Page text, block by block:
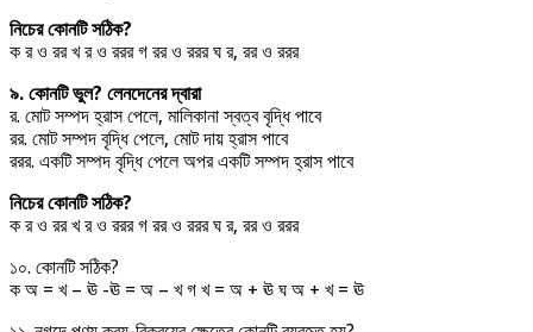
নিচের কোনটি সঠিক?
ক র ও রর খ র ও ররর গ রর ও ররর ঘ র, রর ও ররর
৯. কোনটি ভুল? লেনদেনের দ্বারা
র. মোট সম্পদ হ্রাস পেলে, মালিকানা স্বত্ব বৃদ্ধি পাবে
রর. মোট সম্পদ বৃদ্ধি পেলে, মোট দায় হ্রাস পাবে
ররর. একটি সম্পদ বৃদ্ধি পেলে অপর একটি সম্পদ হ্রাস পাবে
নিচের কোনটি সঠিক?
ক র ও রর খ র ও ররর গ রর ও ররর ঘ র, রর ও ররর
১০. কোনটি সঠিক?
ক অ = খ – ঊ -ঊ = অ – খ গ খ = অ + ঊ ঘ অ + খ = ঊ